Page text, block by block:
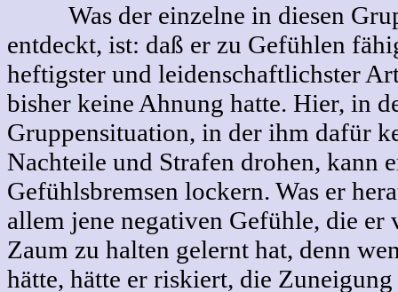
Was der einzelne in diesen
entdeckt, ist: daß er zu Gefühlen
heftigster und leidenschaftlichster
bisher keine Ahnung hatte. Hier, in
Gruppensituation, in der ihm dafür
Nachteile und Strafen drohen, kann
Gefühlsbremsen lockern. Was er
allem jene negativen Gefühle, die
Zaum zu halten gelernt hat, denn
hätte, hätte er riskiert, die Zuneigung